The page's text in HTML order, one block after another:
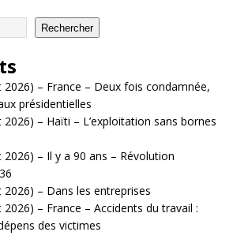
Rechercher
2026) – France – Deux fois condamnée,
présidentielles
2026) – Haïti – L’exploitation sans bornes
2026) – Il y a 90 ans – Révolution
2026) – Dans les entreprises
2026) – France – Accidents du travail :
des victimes